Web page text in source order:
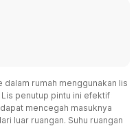
rumah menggunakan lis
penutup pintu ini efektif
mencegah masuknya
luar ruangan. Suhu ruangan